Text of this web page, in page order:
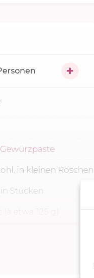
in kleinen Röschen
Stücken